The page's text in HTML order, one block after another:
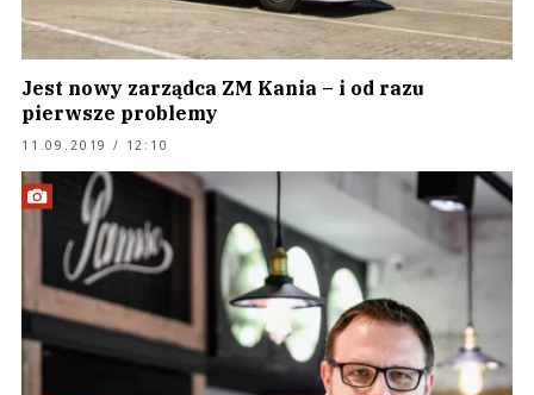
Jest nowy zarządca ZM Kania – i od razu
pierwsze problemy
11.09.2019 / 12:10